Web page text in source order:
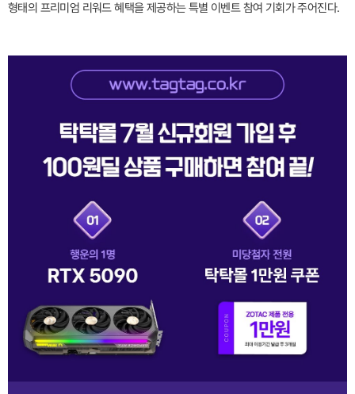
형태의 프리미엄 리워드 혜택을 제공하는 특별 이벤트 참여 기회가 주어진다.